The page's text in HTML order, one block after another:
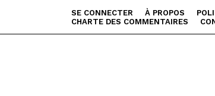
SE CONNECTER À PROPOS
CHARTE DES COMMENTAIRES